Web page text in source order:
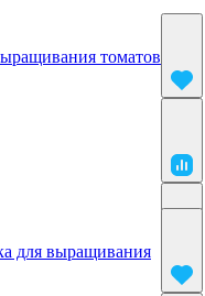
томатов
для выращивания